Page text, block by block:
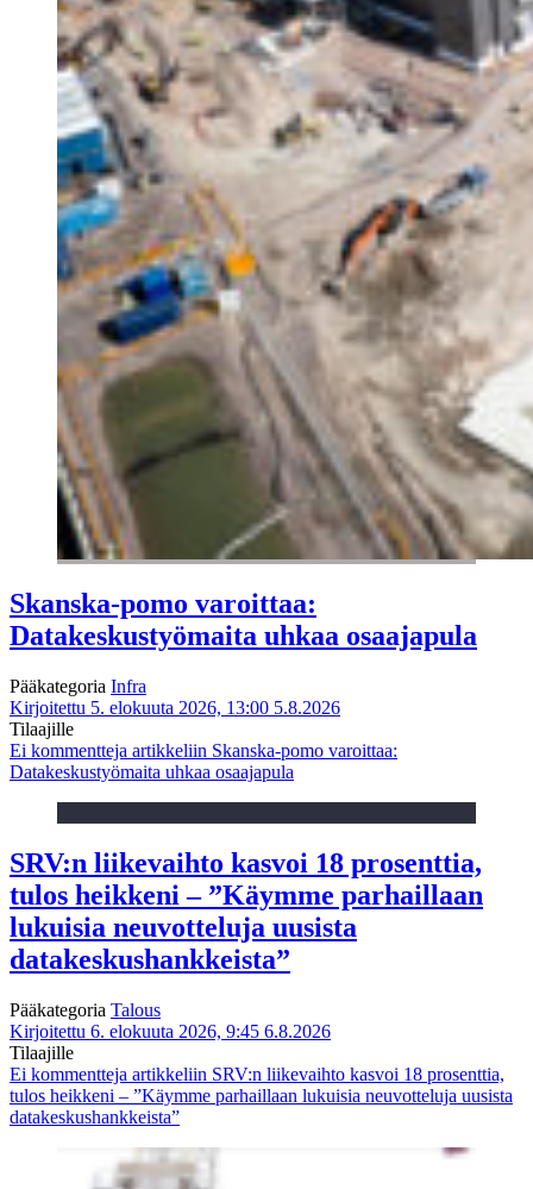
Skanska-pomo varoittaa:
Datakeskustyömaita uhkaa osaajapula
Pääkategoria Infra
Kirjoitettu 5. elokuuta 2026, 13:00 5.8.2026
Tilaajille
Ei kommentteja artikkeliin Skanska-pomo varoittaa:
Datakeskustyömaita uhkaa osaajapula
SRV:n liikevaihto kasvoi 18 prosenttia,
tulos heikkeni – ”Käymme parhaillaan
lukuisia neuvotteluja uusista
datakeskushankkeista”
Pääkategoria Talous
Kirjoitettu 6. elokuuta 2026, 9:45 6.8.2026
Tilaajille
Ei kommentteja artikkeliin SRV:n liikevaihto kasvoi 18 prosenttia,
tulos heikkeni – ”Käymme parhaillaan lukuisia neuvotteluja uusista
datakeskushankkeista”